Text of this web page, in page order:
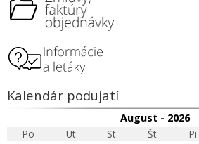
Kalendár podujatí
August - 2026
Po
Ut St Št Pi